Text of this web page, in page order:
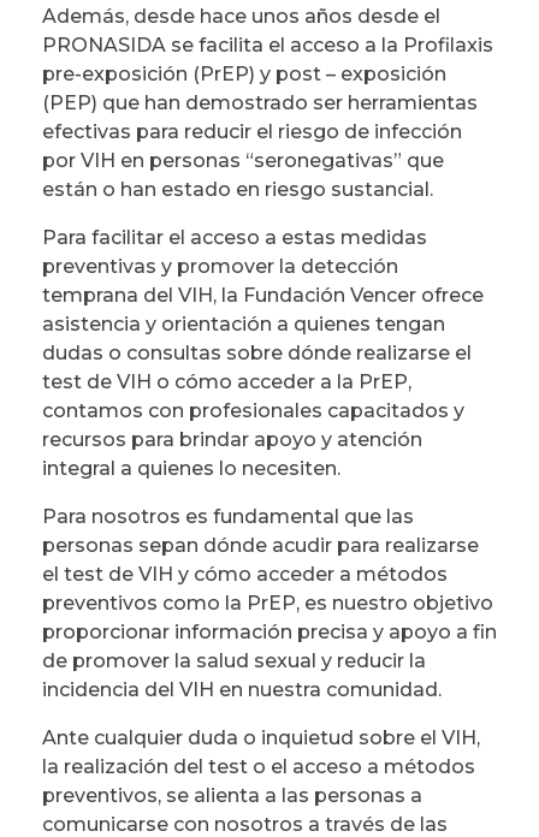
Además, desde hace unos años desde el
PRONASIDA se facilita el acceso a la Profilaxis
pre-exposición (PrEP) y post – exposición
(PEP) que han demostrado ser herramientas
efectivas para reducir el riesgo de infección
por VIH en personas “seronegativas” que
están o han estado en riesgo sustancial.
Para facilitar el acceso a estas medidas
preventivas y promover la detección
temprana del VIH, la Fundación Vencer ofrece
asistencia y orientación a quienes tengan
dudas o consultas sobre dónde realizarse el
test de VIH o cómo acceder a la PrEP,
contamos con profesionales capacitados y
recursos para brindar apoyo y atención
integral a quienes lo necesiten.
Para nosotros es fundamental que las
personas sepan dónde acudir para realizarse
el test de VIH y cómo acceder a métodos
preventivos como la PrEP, es nuestro objetivo
proporcionar información precisa y apoyo a fin
de promover la salud sexual y reducir la
incidencia del VIH en nuestra comunidad.
Ante cualquier duda o inquietud sobre el VIH,
la realización del test o el acceso a métodos
preventivos, se alienta a las personas a
comunicarse con nosotros a través de las